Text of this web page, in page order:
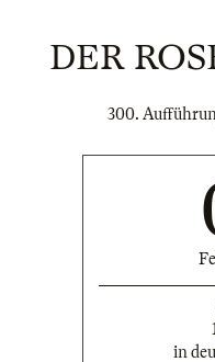
DER
300.
in